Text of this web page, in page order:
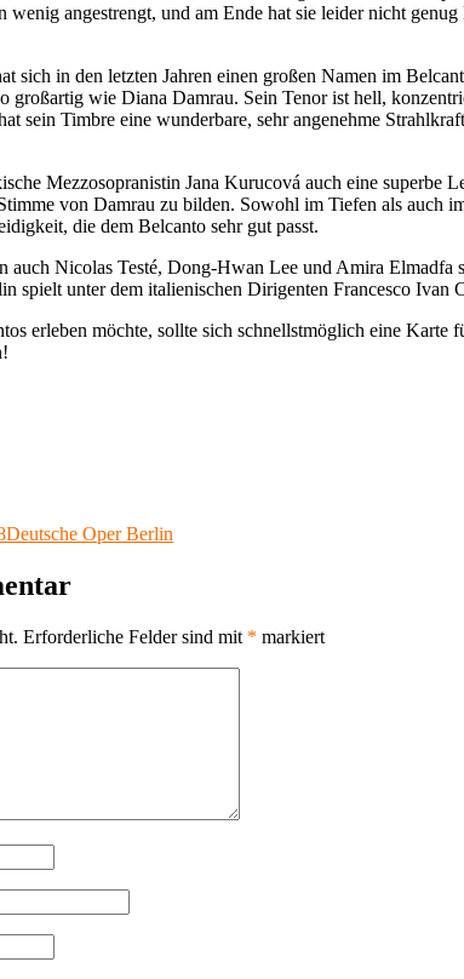
wenig angestrengt, und am Ende hat sie leider nicht
sich in den letzten Jahren einen großen Namen im
großartig wie Diana Damrau. Sein Tenor ist hell,
sein Timbre eine wunderbare, sehr angenehme
Mezzosopranistin Jana Kurucová auch eine
von Damrau zu bilden. Sowohl im Tiefen als
die dem Belcanto sehr gut passt.
auch Nicolas Testé, Dong-Hwan Lee und Amira
spielt unter dem italienischen Dirigenten Francesco
erleben möchte, sollte sich schnellstmöglich eine
Kategorien
Deutsche Oper Berlin
Erforderliche Felder sind mit * markiert